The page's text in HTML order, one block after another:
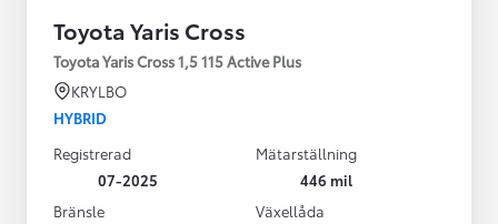
Toyota Yaris Cross
Toyota Yaris Cross 1,5 115 Active Plus
KRYLBO
HYBRID
Registrerad
07-2025
Mätarställning
446 mil
Bränsle
Växellåda